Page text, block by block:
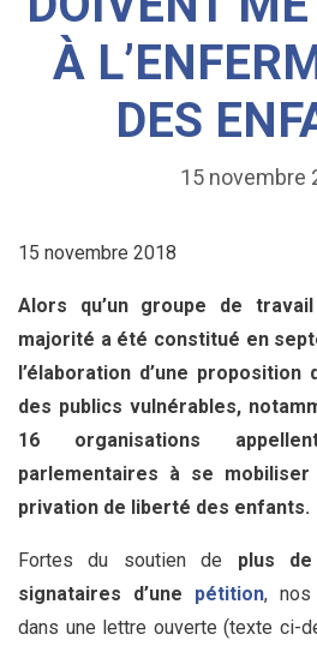
À
DES
15 novembre
15 novembre 2018
Alors qu’un groupe de
majorité a été constitué en
l’élaboration d’une
des publics vulnérables,
16 organisations
parlementaires à se
privation de liberté des enfants.
Fortes du soutien de plus
signataires d’une pétition, nos
dans une lettre ouverte (texte ci-